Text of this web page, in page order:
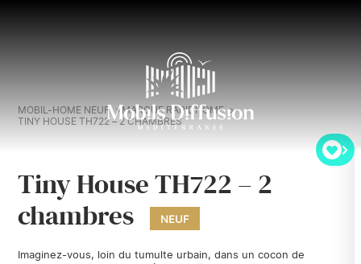
MOBIL-HOME NEUF
MARQUE RAPIDHOME
TINY HOUSE TH722 – 2 CHAMBRES
Tiny House TH722 – 2
chambres
NEUF
Imaginez-vous, loin du tumulte urbain, dans un cocon de